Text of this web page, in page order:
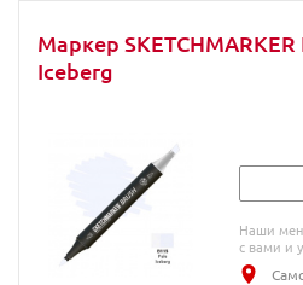
Маркер
Iceberg
Наши
с вами и